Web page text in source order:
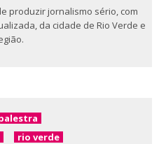
produzir jornalismo sério, com
da cidade de Rio Verde e
rio verde